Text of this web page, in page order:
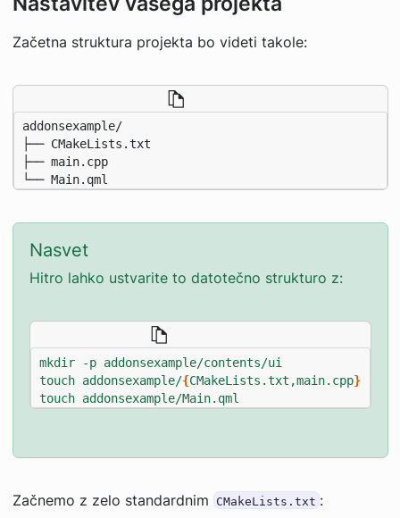
Začetna struktura projekta bo videti takole:
addonsexample/
├── main.cpp
└── Main.qml
Nasvet
Hitro lahko ustvarite to datotečno strukturo z:
touch addonsexample/{CMakeLists.txt,main.cpp}
touch addonsexample/Main.qml
Začnemo z zelo standardnim CMakeLists.txt :